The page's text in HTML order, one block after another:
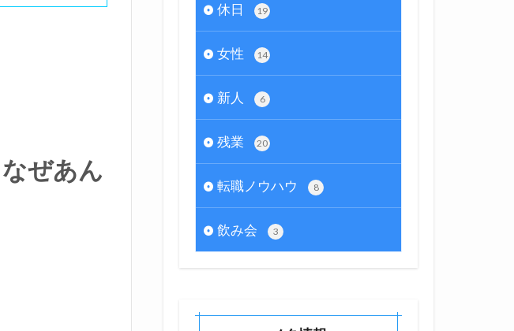
ぜあん
休日 19
女性 14
新人 6
残業 20
転職ノウハウ 8
飲み会 3